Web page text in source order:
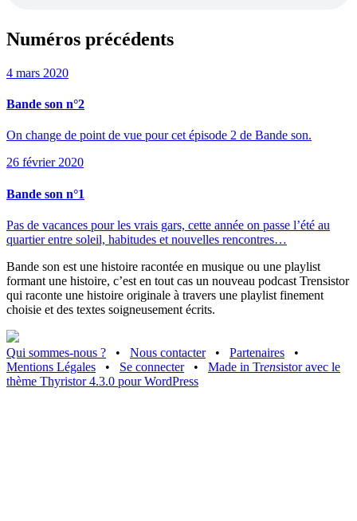
Numéros précédents
4 mars 2020
Bande son n°2
On change de point de vue pour cet épisode 2 de Bande son.
26 février 2020
Bande son n°1
Pas de vacances pour les vrais gars, cette année on passe l’été au
quartier entre soleil, habitudes et nouvelles rencontres…
Bande son est une histoire racontée en musique ou une playlist
formant une histoire, c’est en tout cas un nouveau podcast Trensistor
qui raconte une histoire originale à travers une playlist finement
choisie et des textes soigneusement écrits.
Qui sommes-nous ? • Nous contacter • Partenaires
•
Mentions Légales
• Se connecter • Made in Trensistor avec le
thème Thyristor 4.3.0 pour WordPress